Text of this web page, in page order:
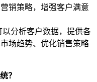
销策略，增强客户满意
以分析客户数据，提供各
场趋势、优化销售策略
？